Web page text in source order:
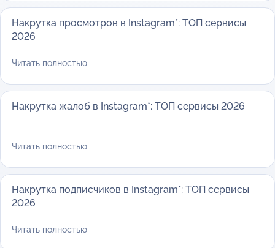
Накрутка просмотров в Instagram*: ТОП сервисы
2026
Читать полностью
Накрутка жалоб в Instagram*: ТОП сервисы 2026
Читать полностью
Накрутка подписчиков в Instagram*: ТОП сервисы
2026
Читать полностью